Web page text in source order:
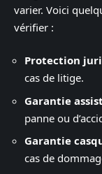
varier. Voici
vérifier :
Protection
cas de litige.
Garantie
panne ou
Garantie
cas de